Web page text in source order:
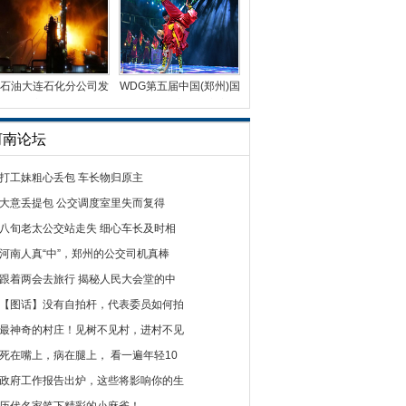
油大连石化分公司发
WDG第五届中国(郑州)国
南论坛
打工妹粗心丢包 车长物归原主
大意丢提包 公交调度室里失而复得
八旬老太公交站走失 细心车长及时相
河南人真“中”，郑州的公交司机真棒
跟着两会去旅行 揭秘人民大会堂的中
【图话】没有自拍杆，代表委员如何拍
最神奇的村庄！见树不见村，进村不见
死在嘴上，病在腿上， 看一遍年轻10
政府工作报告出炉，这些将影响你的生